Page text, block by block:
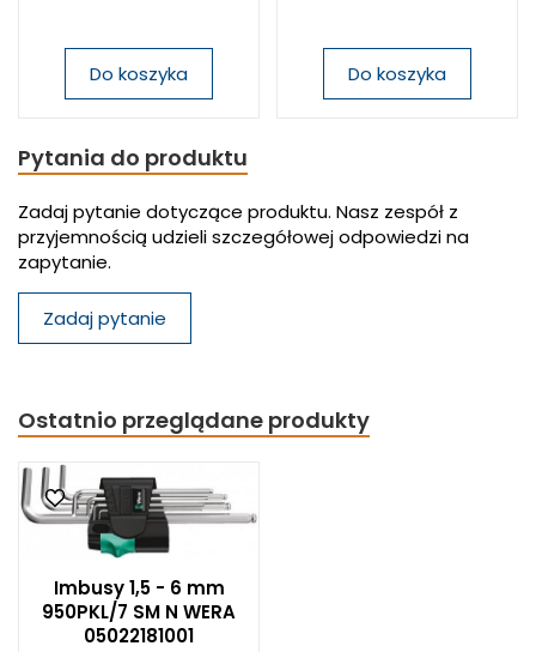
Do koszyka Do koszyka
Pytania do produktu
Zadaj pytanie dotyczące produktu. Nasz zespół z
przyjemnością udzieli szczegółowej odpowiedzi na
zapytanie.
Zadaj pytanie
Ostatnio przeglądane produkty
Imbusy 1,5 - 6 mm
950PKL/7 SM N WERA
05022181001